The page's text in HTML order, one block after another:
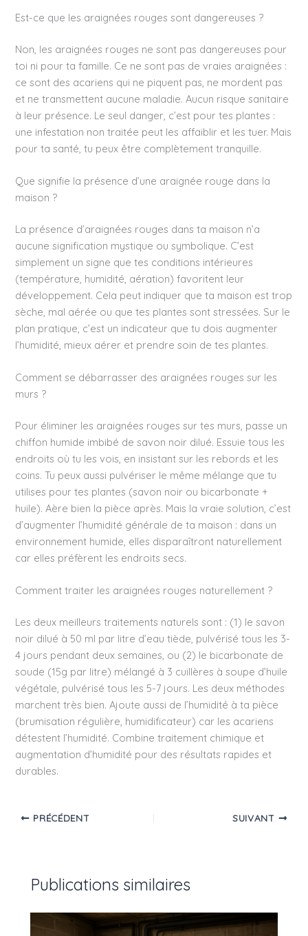
Est-ce que les araignées rouges sont dangereuses ?
Non, les araignées rouges ne sont pas dangereuses pour
toi ni pour ta famille. Ce ne sont pas de vraies araignées :
ce sont des acariens qui ne piquent pas, ne mordent pas
et ne transmettent aucune maladie. Aucun risque sanitaire
à leur présence. Le seul danger, c’est pour tes plantes :
une infestation non traitée peut les affaiblir et les tuer. Mais
pour ta santé, tu peux être complètement tranquille.
Que signifie la présence d’une araignée rouge dans la
maison ?
La présence d’araignées rouges dans ta maison n’a
aucune signification mystique ou symbolique. C’est
simplement un signe que tes conditions intérieures
(température, humidité, aération) favoritent leur
développement. Cela peut indiquer que ta maison est trop
sèche, mal aérée ou que tes plantes sont stressées. Sur le
plan pratique, c’est un indicateur que tu dois augmenter
l’humidité, mieux aérer et prendre soin de tes plantes.
Comment se débarrasser des araignées rouges sur les
murs ?
Pour éliminer les araignées rouges sur tes murs, passe un
chiffon humide imbibé de savon noir dilué. Essuie tous les
endroits où tu les vois, en insistant sur les rebords et les
coins. Tu peux aussi pulvériser le même mélange que tu
utilises pour tes plantes (savon noir ou bicarbonate +
huile). Aère bien la pièce après. Mais la vraie solution, c’est
d’augmenter l’humidité générale de ta maison : dans un
environnement humide, elles disparaîtront naturellement
car elles préfèrent les endroits secs.
Comment traiter les araignées rouges naturellement ?
Les deux meilleurs traitements naturels sont : (1) le savon
noir dilué à 50 ml par litre d’eau tiède, pulvérisé tous les 3-
4 jours pendant deux semaines, ou (2) le bicarbonate de
soude (15g par litre) mélangé à 3 cuillères à soupe d’huile
végétale, pulvérisé tous les 5-7 jours. Les deux méthodes
marchent très bien. Ajoute aussi de l’humidité à ta pièce
(brumisation régulière, humidificateur) car les acariens
détestent l’humidité. Combine traitement chimique et
augmentation d’humidité pour des résultats rapides et
durables.
PRÉCÉDENT SUIVANT
Publications similaires